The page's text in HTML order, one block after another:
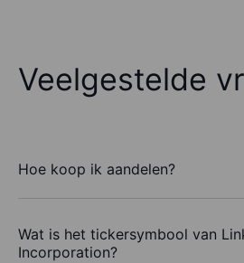
Veelgestelde
Hoe koop ik aandelen?
Wat is het tickersymbool van
Incorporation?